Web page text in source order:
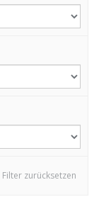
Filter zurücksetzen